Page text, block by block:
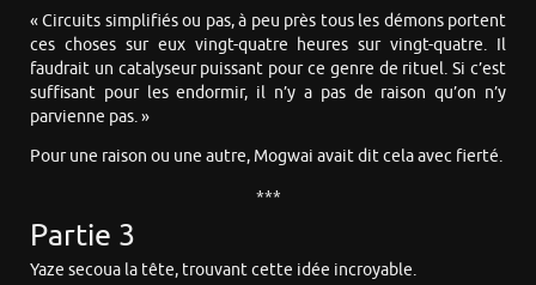
« Circuits simplifiés ou pas, à peu près tous les démons portent
ces choses sur eux vingt-quatre heures sur vingt-quatre. Il
faudrait un catalyseur puissant pour ce genre de rituel. Si c’est
suffisant pour les endormir, il n’y a pas de raison qu’on n’y
parvienne pas. »
Pour une raison ou une autre, Mogwai avait dit cela avec fierté.
***
Partie 3
Yaze secoua la tête, trouvant cette idée incroyable.